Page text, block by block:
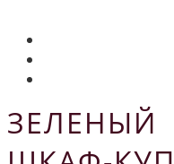
ЗЕЛЕНЫЙ